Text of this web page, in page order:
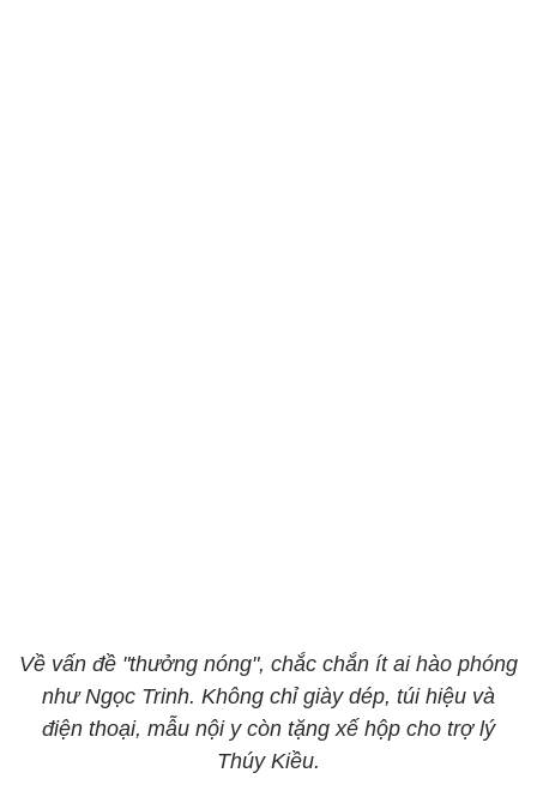
Về vấn đề "thưởng nóng", chắc chắn ít ai hào phóng
như Ngọc Trinh. Không chỉ giày dép, túi hiệu và
điện thoại, mẫu nội y còn tặng xế hộp cho trợ lý
Thúy Kiều.